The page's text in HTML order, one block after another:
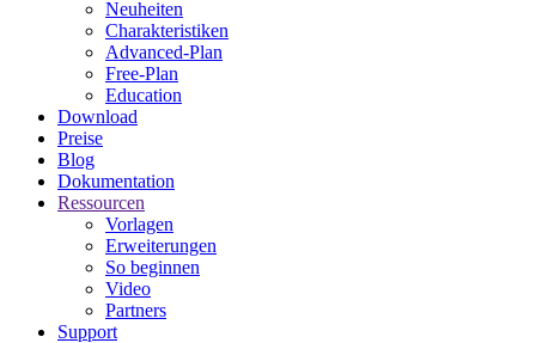
Neuheiten
Charakteristiken
Advanced-Plan
Free-Plan
Education
Download
Preise
Blog
Dokumentation
Ressourcen
Vorlagen
Erweiterungen
So beginnen
Video
Partners
Support